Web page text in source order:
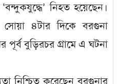
নিহত হয়েছেন।
৪টার দিকে বরগুনা
পূর্ব বুড়িরচর গ্রামে এ ঘটনা
নিশ্চিত করেছেন বরগুনার